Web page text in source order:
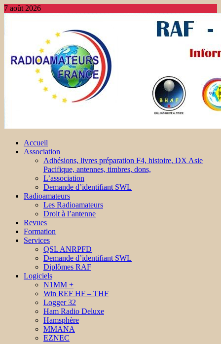
7 août 2026
Accueil
Association
Adhésions, livres préparation F4, histoire, DX Asie
Pacifique, antennes, timbres, dons,
L’association
Demande d’identifiant SWL
Radioamateurs
Les Radioamateurs
Droit à l’antenne
Revues
Formation
Services
QSL ANRPFD
Demande d’identifiant SWL
Diplômes RAF
Logiciels
N1MM +
Win REF HF – THF
Logger 32
Ham Radio Deluxe
Hamsphère
MMANA
EZNEC